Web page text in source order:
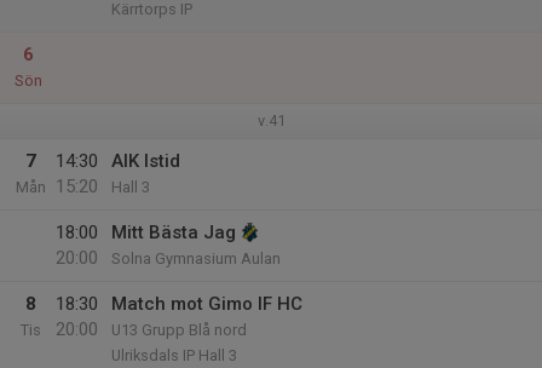
Kärrtorps IP
6
Sön
v.41
7
Mån
14:30
15:20
AlK Istid
Hall 3
18:00
20:00
Mitt Bästa Jag
Solna Gymnasium Aulan
8
Tis
18:30
20:00
Match mot Gimo IF HC
U13 Grupp Blå nord
Ulriksdals IP Hall 3